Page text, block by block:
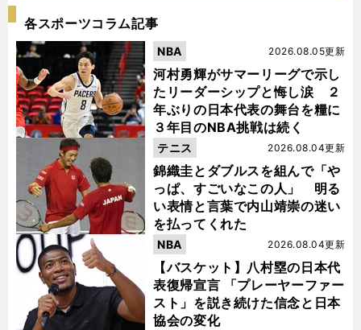
各スポーツコラム記事
河村勇輝がサマーリーグで示し
たリーダーシップと悔し涙 ２
年ぶりの日本代表の舞台を糧に
３年目のNBA挑戦は続く
2026.08.05更新
NBA
錦織圭とダブルスを組んで「や
っぱ、すごいなこの人」 明る
い表情と言葉で内山靖崇の迷い
を払ってくれた
2026.08.04更新
テニス
【バスケット】八村塁の日本代
表復帰宣言 「プレーヤーファー
スト」を説き続けた信念と日本
協会の変化
2026.08.04更新
NBA